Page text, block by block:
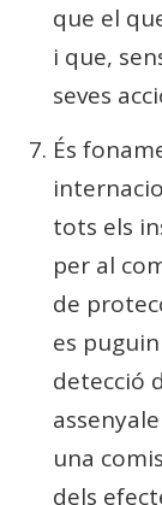
que el
i que,
seves
És
tots els
per al
de
es
detecció
una
dels